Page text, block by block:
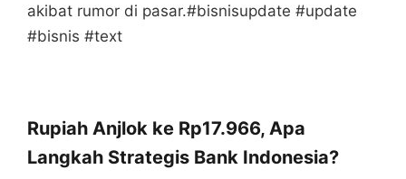
akibat rumor di pasar.#bisnisupdate #update
#bisnis #text
Rupiah Anjlok ke Rp17.966, Apa
Langkah Strategis Bank Indonesia?